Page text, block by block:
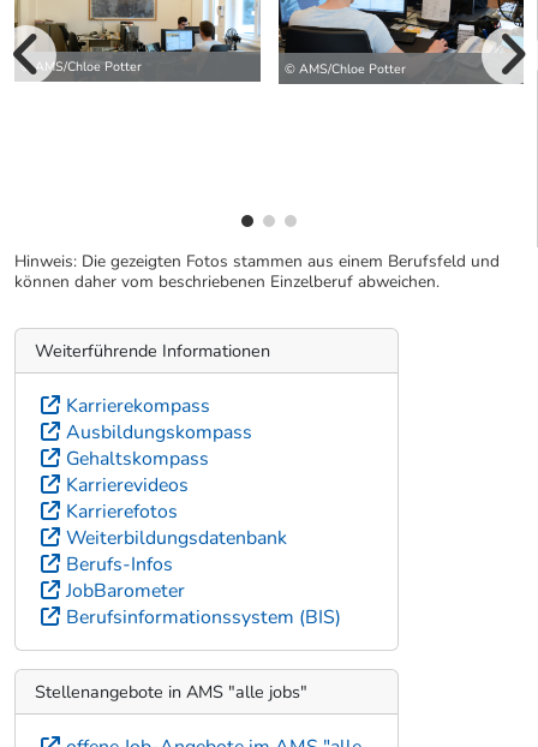
© AMS/Chloe Potter © AMS/Chloe Potter
Hinweis: Die gezeigten Fotos stammen aus einem Berufsfeld und
können daher vom beschriebenen Einzelberuf abweichen.
Weiterführende Informationen
Karrierekompass
Ausbildungskompass
Gehaltskompass
Karrierevideos
Karrierefotos
Weiterbildungsdatenbank
Berufs-Infos
JobBarometer
Berufsinformationssystem (BIS)
Stellenangebote in AMS "alle jobs"